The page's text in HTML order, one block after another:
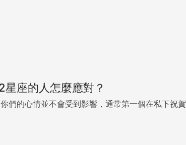
星座的人怎麼應對？
們的心情並不會受到影響，通常第一個在私下祝賀